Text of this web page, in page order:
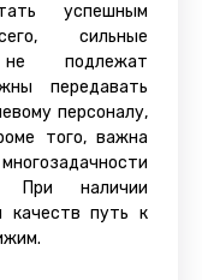
успешным
сильные
не подлежат
передавать
персоналу,
того, важна
При наличии
качеств путь к